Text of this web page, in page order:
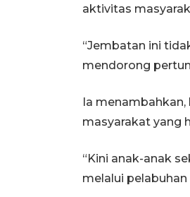
aktivitas
“Jembatan ini
mendorong
Ia
masyarakat yang
“Kini anak-anak
melalui